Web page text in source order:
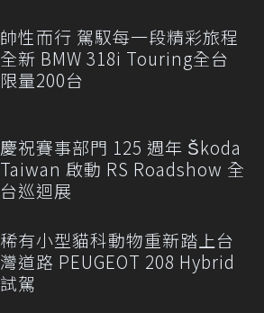
帥性而行 駕馭每一段精彩旅程
全新 BMW 318i Touring全台
限量200台
慶祝賽事部門 125 週年 Škoda
Taiwan 啟動 RS Roadshow 全
台巡迴展
稀有小型貓科動物重新踏上台
灣道路 PEUGEOT 208 Hybrid
試駕